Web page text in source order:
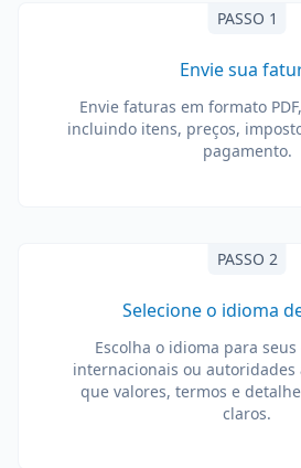
PASSO 1
Envie sua
Envie faturas em formato PDF,
incluindo itens, preços,
pagamento.
PASSO 2
Selecione o idioma
Escolha o idioma para
internacionais ou autoridades
que valores, termos e
claros.